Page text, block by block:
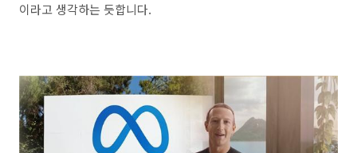
이라고 생각하는 듯합니다.